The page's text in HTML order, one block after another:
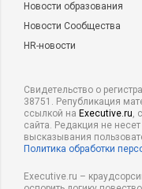
Новости образования
Новости Сообщества
HR-новости
Свидетельство о
38751. Републикация
ссылкой на Executive.ru,
сайта. Редакция не несет
высказывания
Политика обработки
Executive.ru –